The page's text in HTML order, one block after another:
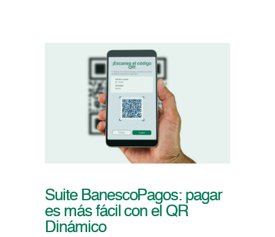
Suite BanescoPagos: pagar
es más fácil con el QR
Dinámico